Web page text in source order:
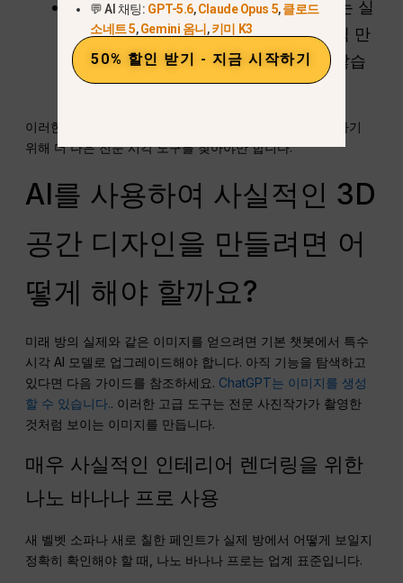
현실감 부족:표준 텍스트 봇의 이미지는 실
제 생활 공간의 사진이 아니라 플라스틱 만
화나 비디오 게임처럼 보이는 경우가 많습
니다.
이러한 답답한 한계 때문에 사용자들은 프로젝트를 완성하기
위해 더 나은 전문 시각 도구를 찾아야만 합니다.
AI를 사용하여 사실적인 3D
공간 디자인을 만들려면 어
떻게 해야 할까요?
미래 방의 실제와 같은 이미지를 얻으려면 기본 챗봇에서 특수
시각 AI 모델로 업그레이드해야 합니다. 아직 기능을 탐색하고
있다면 다음 가이드를 참조하세요. ChatGPT는 이미지를 생성
할 수 있습니다.. 이러한 고급 도구는 전문 사진작가가 촬영한
것처럼 보이는 이미지를 만듭니다.
매우 사실적인 인테리어 렌더링을 위한
나노 바나나 프로 사용
새 벨벳 소파나 새로 칠한 페인트가 실제 방에서 어떻게 보일지
정확히 확인해야 할 때, 나노 바나나 프로는 업계 표준입니다.
💬 AI 채팅: GPT-5.6,Claude Opus 5,클로드
소네트 5,Gemini 옴니 ,키미 K3
50% 할인 받기 - 지금 시작하기